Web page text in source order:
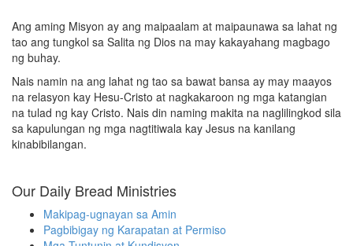
Ang aming Misyon ay ang maipaalam at maipaunawa sa lahat ng
tao ang tungkol sa Salita ng Dios na may kakayahang magbago
ng buhay.
Nais namin na ang lahat ng tao sa bawat bansa ay may maayos
na relasyon kay Hesu-Cristo at nagkakaroon ng mga katangian
na tulad ng kay Cristo. Nais din naming makita na naglilingkod sila
sa kapulungan ng mga nagtitiwala kay Jesus na kanilang
kinabibilangan.
Our Daily Bread Ministries
Makipag-ugnayan sa Amin
Pagbibigay ng Karapatan at Permiso